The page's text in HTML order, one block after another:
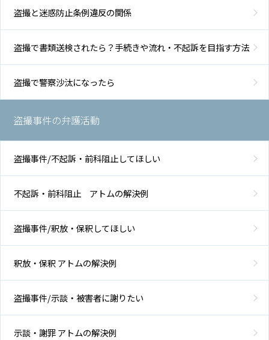
盗撮と迷惑防止条例違反の関係
盗撮で書類送検されたら？手続きや流れ・不起訴を目指す方法
盗撮で警察沙汰になったら
盗撮事件の弁護活動
盗撮事件/不起訴・前科阻止してほしい
不起訴・前科阻止 アトムの解決例
盗撮事件/釈放・保釈してほしい
釈放・保釈 アトムの解決例
盗撮事件/示談・被害者に謝りたい
示談・謝罪 アトムの解決例